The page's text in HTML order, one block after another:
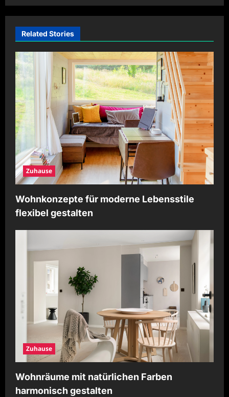
v
g
a
t
i
o
n
Related Stories
Zuhause
Wohnkonzepte für moderne Lebensstile
flexibel gestalten
Zuhause
Wohnräume mit natürlichen Farben
harmonisch gestalten